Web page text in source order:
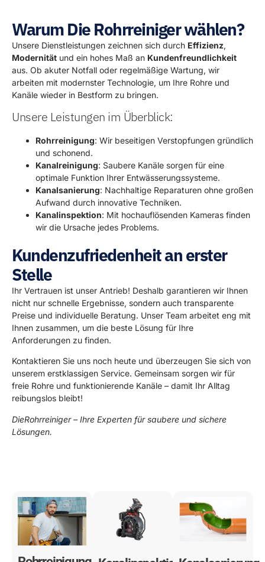
Warum Die Rohrreiniger wählen?
Unsere Dienstleistungen zeichnen sich durch Effizienz,
Modernität und ein hohes Maß an Kundenfreundlichkeit
aus. Ob akuter Notfall oder regelmäßige Wartung, wir
arbeiten mit modernster Technologie, um Ihre Rohre und
Kanäle wieder in Bestform zu bringen.
Unsere Leistungen im Überblick:
Rohrreinigung: Wir beseitigen Verstopfungen gründlich
und schonend.
Kanalreinigung: Saubere Kanäle sorgen für eine
optimale Funktion Ihrer Entwässerungssysteme.
Kanalsanierung: Nachhaltige Reparaturen ohne großen
Aufwand durch innovative Techniken.
Kanalinspektion: Mit hochauflösenden Kameras finden
wir die Ursache jedes Problems.
Kundenzufriedenheit an erster
Stelle
Ihr Vertrauen ist unser Antrieb! Deshalb garantieren wir Ihnen
nicht nur schnelle Ergebnisse, sondern auch transparente
Preise und individuelle Beratung. Unser Team arbeitet eng mit
Ihnen zusammen, um die beste Lösung für Ihre
Anforderungen zu finden.
Kontaktieren Sie uns noch heute und überzeugen Sie sich von
unserem erstklassigen Service. Gemeinsam sorgen wir für
freie Rohre und funktionierende Kanäle – damit Ihr Alltag
reibungslos bleibt!
DieRohrreiniger – Ihre Experten für saubere und sichere
Lösungen.